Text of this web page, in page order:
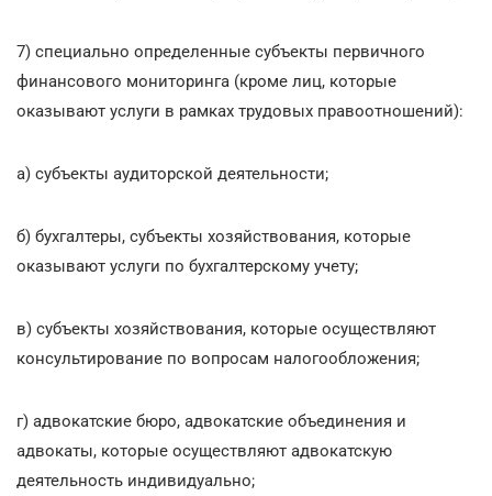
7) специально определенные субъекты первичного
финансового мониторинга (кроме лиц, которые
оказывают услуги в рамках трудовых правоотношений):
а) субъекты аудиторской деятельности;
б) бухгалтеры, субъекты хозяйствования, которые
оказывают услуги по бухгалтерскому учету;
в) субъекты хозяйствования, которые осуществляют
консультирование по вопросам налогообложения;
г) адвокатские бюро, адвокатские объединения и
адвокаты, которые осуществляют адвокатскую
деятельность индивидуально;